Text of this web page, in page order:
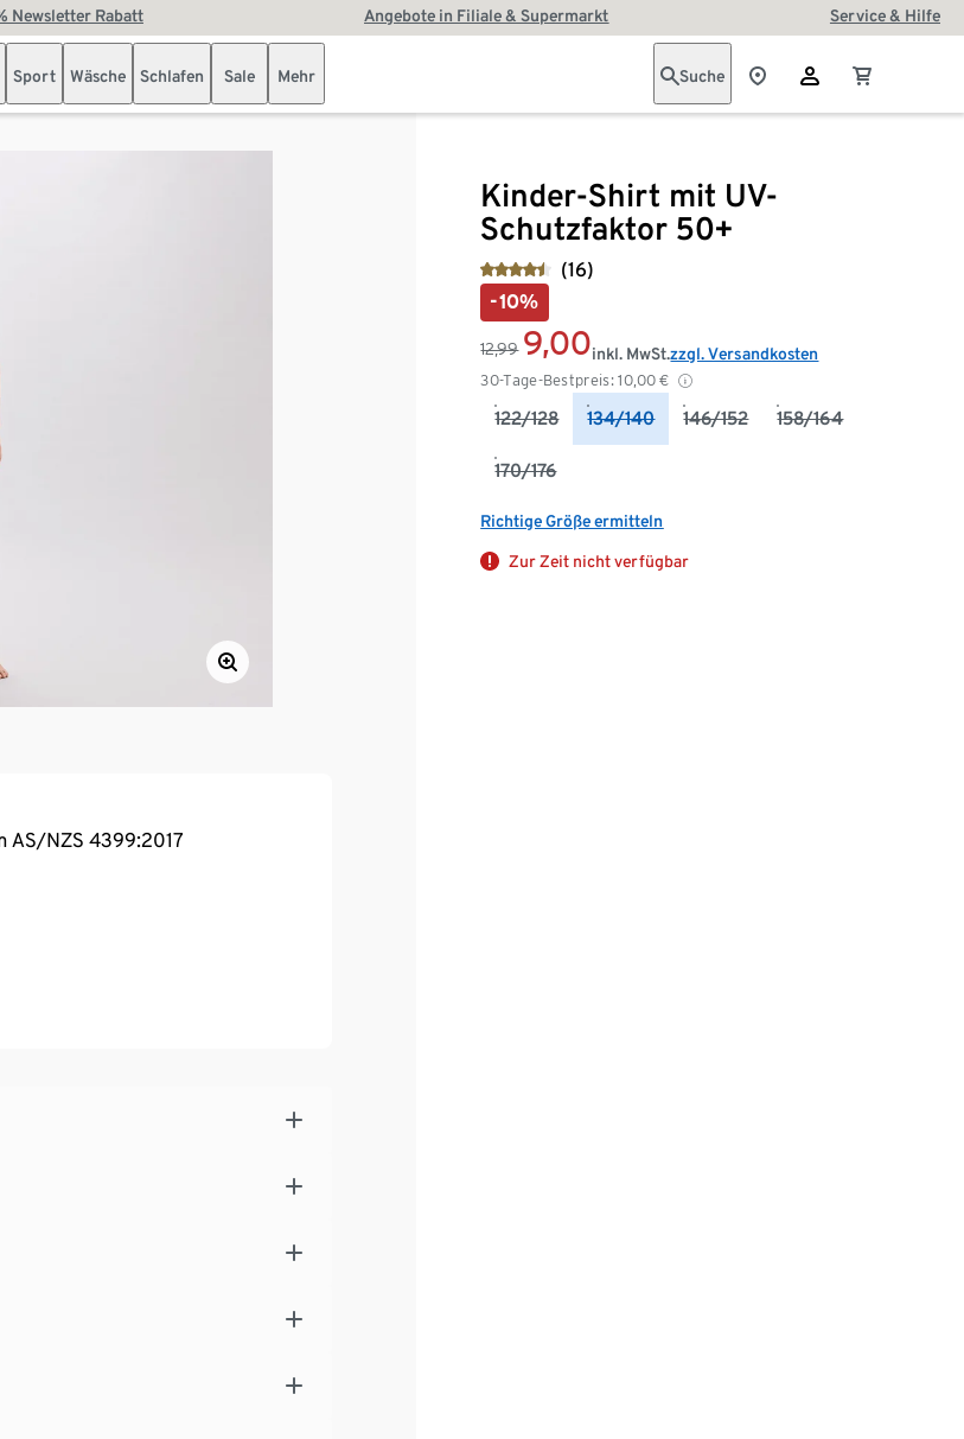
Newsletter Rabatt Angebote in Filiale & Supermarkt Service & Hilfe
Sport Wäsche Schlafen Sale Mehr Suche
Kinder-Shirt mit UV-
Schutzfaktor 50+
(16)
-10%
12,99 9,00
30-Tage-Bestpreis: 10,00 €
inkl. MwSt.zzgl. Versandkosten
122/128 134/140 146/152 158/164
170/176
Richtige Größe ermitteln
Zur Zeit nicht verfügbar
AS/NZS 4399:2017